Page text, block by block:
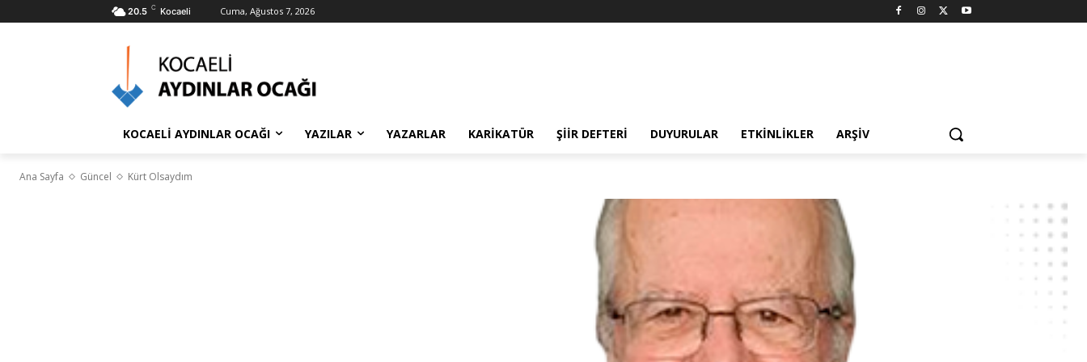
20.5 C Kocaeli Cuma, Ağustos 7, 2026
KOCAELİ AYDINLAR OCAĞI YAZILAR YAZARLAR KARIKATÜR ŞIIR DEFTERI DUYURULAR ETKINLIKLER ARŞIV
Ana Sayfa Güncel Kürt Olsaydım